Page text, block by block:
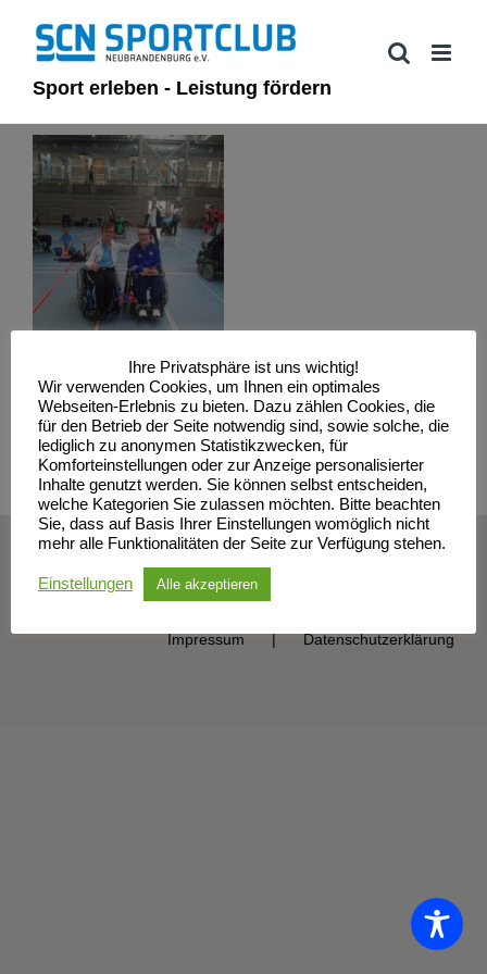
Inhalt
springenSport erleben - Leistung fördern
© Sportclub Neubrandenburg e.V. | All Rights Reserved
Impressum Datenschutzerklärung
Ihre Privatsphäre ist uns wichtig!
Wir verwenden Cookies, um Ihnen ein optimales
Webseiten-Erlebnis zu bieten. Dazu zählen Cookies, die
für den Betrieb der Seite notwendig sind, sowie solche, die
lediglich zu anonymen Statistikzwecken, für
Komforteinstellungen oder zur Anzeige personalisierter
Inhalte genutzt werden. Sie können selbst entscheiden,
welche Kategorien Sie zulassen möchten. Bitte beachten
Sie, dass auf Basis Ihrer Einstellungen womöglich nicht
mehr alle Funktionalitäten der Seite zur Verfügung stehen.
Einstellungen Alle akzeptieren